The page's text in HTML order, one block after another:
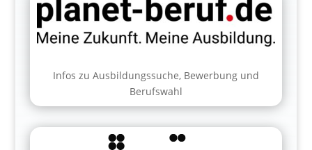
Infos zu Ausbildungssuche, Bewerbung und
Berufswahl